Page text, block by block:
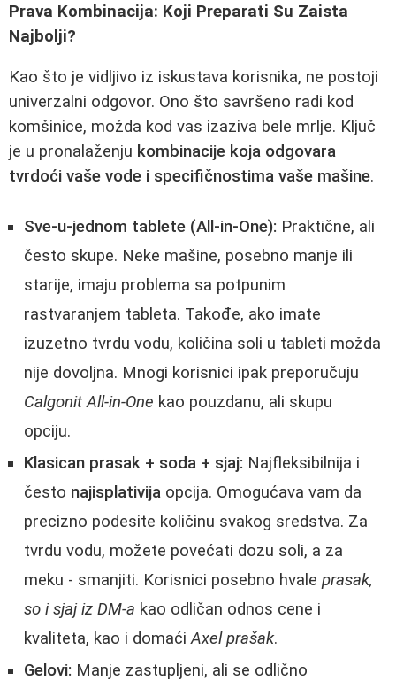
Prava Kombinacija: Koji Preparati Su Zaista
Najbolji?
Kao što je vidljivo iz iskustava korisnika, ne postoji
univerzalni odgovor. Ono što savršeno radi kod
komšinice, možda kod vas izaziva bele mrlje. Ključ
je u pronalaženju kombinacije koja odgovara
tvrdoći vaše vode i specifičnostima vaše mašine.
Sve-u-jednom tablete (All-in-One): Praktične, ali
često skupe. Neke mašine, posebno manje ili
starije, imaju problema sa potpunim
rastvaranjem tableta. Takođe, ako imate
izuzetno tvrdu vodu, količina soli u tableti možda
nije dovoljna. Mnogi korisnici ipak preporučuju
Calgonit All-in-One kao pouzdanu, ali skupu
opciju.
Klasican prasak + soda + sjaj: Najfleksibilnija i
često najisplativija opcija. Omogućava vam da
precizno podesite količinu svakog sredstva. Za
tvrdu vodu, možete povećati dozu soli, a za
meku - smanjiti. Korisnici posebno hvale prasak,
so i sjaj iz DM-a kao odličan odnos cene i
kvaliteta, kao i domaćiAxel prašak.
Gelovi: Manje zastupljeni, ali se odlično